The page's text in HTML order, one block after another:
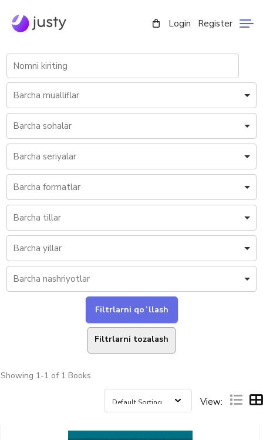
Login Register
Filtrlarni tozalash
Showing 1-1 of 1 Books
View: